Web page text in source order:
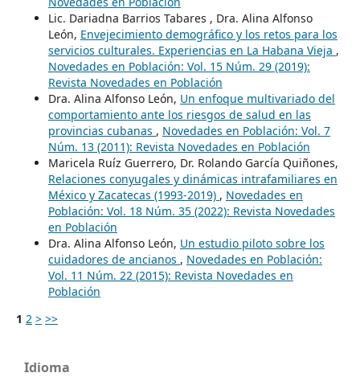
Lic. Dariadna Barrios Tabares , Dra. Alina Alfonso
León, Envejecimiento demográfico y los retos para los
servicios culturales. Experiencias en La Habana Vieja ,
Novedades en Población: Vol. 15 Núm. 29 (2019):
Revista Novedades en Población
Dra. Alina Alfonso León, Un enfoque multivariado del
comportamiento ante los riesgos de salud en las
provincias cubanas , Novedades en Población: Vol. 7
Núm. 13 (2011): Revista Novedades en Población
Maricela Ruíz Guerrero, Dr. Rolando García Quiñones,
Relaciones conyugales y dinámicas intrafamiliares en
México y Zacatecas (1993-2019) , Novedades en
Población: Vol. 18 Núm. 35 (2022): Revista Novedades
en Población
Dra. Alina Alfonso León, Un estudio piloto sobre los
cuidadores de ancianos , Novedades en Población:
Vol. 11 Núm. 22 (2015): Revista Novedades en
Población
1 2 > >>
Idioma